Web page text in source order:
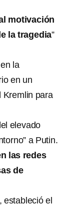
motivación
la tragedia”
la
en un
Kremlin para
elevado
a Putin.
las redes
de
el